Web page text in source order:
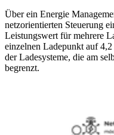
Über ein Energie
netzorientierten Steuerung
Leistungswert für mehrere
einzelnen Ladepunkt auf
der Ladesysteme, die am
begrenzt.